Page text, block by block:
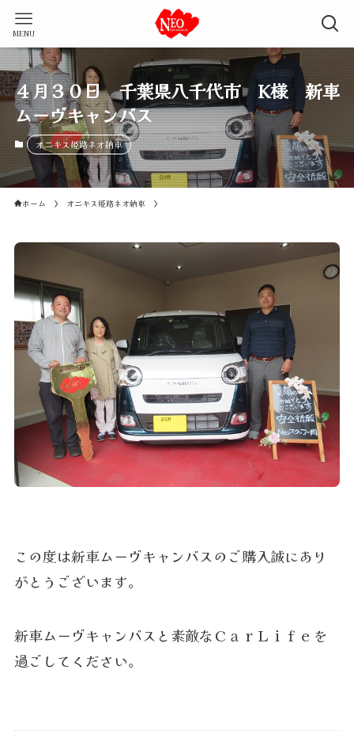
MENU
４月３０日 千葉県八千代市 K様 新車
ムーヴキャンバス
オニキス姫路ネオ納車
ホーム オニキス姫路ネオ納車
この度は新車ムーヴキャンバスのご購入誠にあり
がとうございます。
新車ムーヴキャンバスと素敵なＣａｒＬｉｆｅを
過ごしてください。